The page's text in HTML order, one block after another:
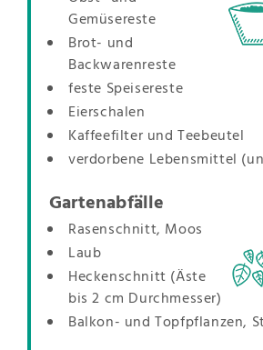
Gemüsereste
Brot- und
Backwarenreste
feste Speisereste
Eierschalen
Kaffeefilter und Teebeutel
verdorbene Lebensmittel
Gartenabfälle
Rasenschnitt, Moos
Laub
Heckenschnitt (Äste
bis 2 cm Durchmesser)
Balkon- und Topfpflanzen,